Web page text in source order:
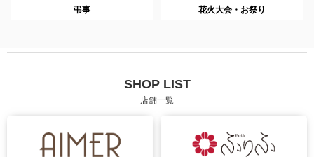
弔事 花火大会・お祭り
SHOP LIST
店舗一覧